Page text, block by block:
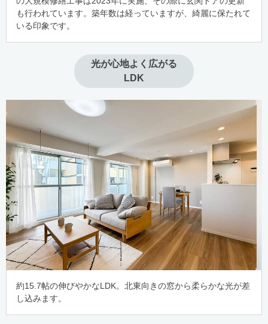
も行われています。築年数は経っていますが、綺麗に保たれて
いる印象です。
光が心地よく広がる
LDK
約15.7帖の伸びやかなLDK。北東向きの窓から柔らかな光が差
し込みます。